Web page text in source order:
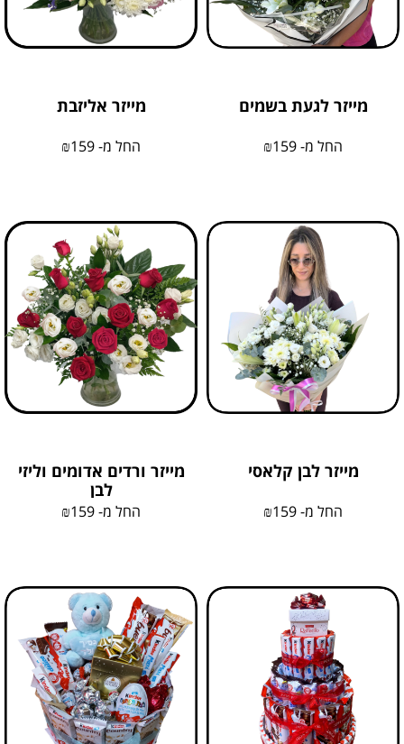
מייזר לגעת בשמים
החל מ- ₪159
מייזר אליזבת
החל מ- ₪159
מייזר לבן קלאסי
החל מ- ₪159
מייזר ורדים אדומים וליזי
לבן
החל מ- ₪159